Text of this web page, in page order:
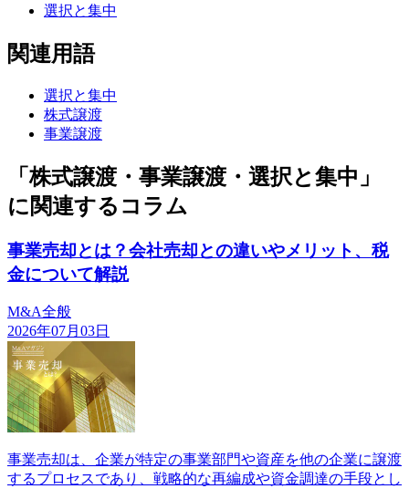
選択と集中
関連用語
選択と集中
株式譲渡
事業譲渡
「株式譲渡・事業譲渡・選択と集中」
に関連するコラム
事業売却とは？会社売却との違いやメリット、税
金について解説
M&A全般
2026年07月03日
事業売却は、企業が特定の事業部門や資産を他の企業に譲渡
するプロセスであり、戦略的な再編成や資金調達の手段とし